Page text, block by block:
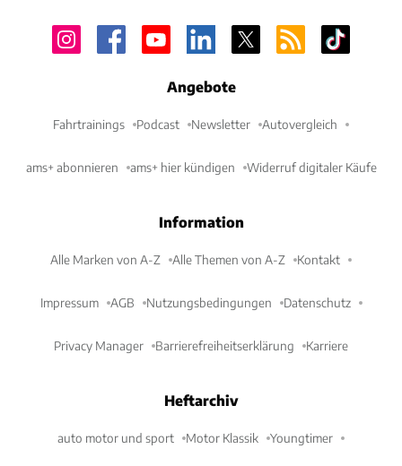
Angebote
Fahrtrainings Podcast Newsletter Autovergleich
ams+ abonnieren ams+ hier kündigen Widerruf digitaler Käufe
Information
Alle Marken von A-Z Alle Themen von A-Z Kontakt
Impressum AGB Nutzungsbedingungen Datenschutz
Privacy Manager Barrierefreiheitserklärung Karriere
Heftarchiv
auto motor und sport Motor Klassik Youngtimer